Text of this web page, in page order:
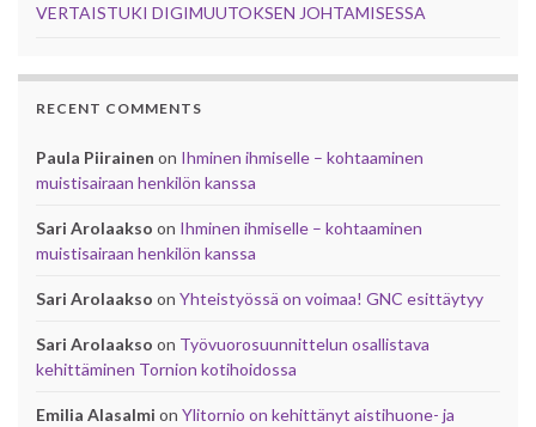
VERTAISTUKI DIGIMUUTOKSEN JOHTAMISESSA
RECENT COMMENTS
Paula Piirainen on Ihminen ihmiselle – kohtaaminen
muistisairaan henkilön kanssa
Sari Arolaakso on Ihminen ihmiselle – kohtaaminen
muistisairaan henkilön kanssa
Sari Arolaakso on Yhteistyössä on voimaa! GNC esittäytyy
Sari Arolaakso on Työvuorosuunnittelun osallistava
kehittäminen Tornion kotihoidossa
Emilia Alasalmi on Ylitornio on kehittänyt aistihuone- ja